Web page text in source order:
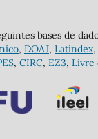
bases de
, DOAJ, Latindex,
, CIRC, EZ3, Livre